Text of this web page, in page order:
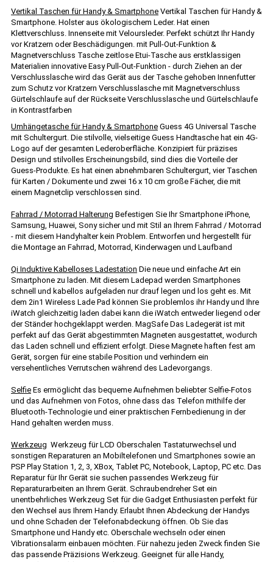
Vertikal Taschen für Handy & Smartphone Vertikal Taschen für Handy &
Smartphone. Holster aus ökologischem Leder. Hat einen
Klettverschluss. Innenseite mit Veloursleder. Perfekt schützt Ihr Handy
vor Kratzern oder Beschädigungen. mit Pull-Out-Funktion &
Magnetverschluss Tasche zeitlose Etui-Tasche aus erstklassigen
Materialien innovative Easy Pull-Out-Funktion - durch Ziehen an der
Verschlusslasche wird das Gerät aus der Tasche gehoben Innenfutter
zum Schutz vor Kratzern Verschlusslasche mit Magnetverschluss
Gürtelschlaufe auf der Rückseite Verschlusslasche und Gürtelschlaufe
in Kontrastfarben
Umhängetasche für Handy & Smartphone Guess 4G Universal Tasche
mit Schultergurt. Die stilvolle, vielseitige Guess Handtasche hat ein 4G-
Logo auf der gesamten Lederoberfläche. Konzipiert für präzises
Design und stilvolles Erscheinungsbild, sind dies die Vorteile der
Guess-Produkte. Es hat einen abnehmbaren Schultergurt, vier Taschen
für Karten / Dokumente und zwei 16 x 10 cm große Fächer, die mit
einem Magnetclip verschlossen sind.
Fahrrad / Motorrad Halterung Befestigen Sie Ihr Smartphone iPhone,
Samsung, Huawei, Sony sicher und mit Stil an Ihrem Fahrrad / Motorrad
- mit diesem Handyhalter kein Problem. Entworfen und hergestellt für
die Montage an Fahrrad, Motorrad, Kinderwagen und Laufband
Qi Induktive Kabelloses Ladestation Die neue und einfache Art ein
Smartphone zu laden. Mit diesem Ladepad werden Smartphones
schnell und kabellos aufgeladen nur drauf legen und los geht es. Mit
dem 2in1 Wireless Lade Pad können Sie problemlos ihr Handy und Ihre
iWatch gleichzeitig laden dabei kann die iWatch entweder liegend oder
der Ständer hochgeklappt werden. MagSafe Das Ladegerät ist mit
perfekt auf das Gerät abgestimmten Magneten ausgestattet, wodurch
das Laden schnell und effizient erfolgt. Diese Magnete haften fest am
Gerät, sorgen für eine stabile Position und verhindern ein
versehentliches Verrutschen während des Ladevorgangs.
Selfie Es ermöglicht das bequeme Aufnehmen beliebter Selfie-Fotos
und das Aufnehmen von Fotos, ohne dass das Telefon mithilfe der
Bluetooth-Technologie und einer praktischen Fernbedienung in der
Hand gehalten werden muss.
Werkzeug Werkzeug für LCD Oberschalen Tastaturwechsel und
sonstigen Reparaturen an Mobiltelefonen und Smartphones sowie an
PSP Play Station 1, 2, 3, XBox, Tablet PC, Notebook, Laptop, PC etc. Das
Reparatur für Ihr Gerät sie suchen passendes Werkzeug für
Reparaturarbeiten an Ihrem Gerät. Schraubendreher Set ein
unentbehrliches Werkzeug Set für die Gadget Enthusiasten perfekt für
den Wechsel aus Ihrem Handy. Erlaubt Ihnen Abdeckung der Handys
und ohne Schaden der Telefonabdeckung öffnen. Ob Sie das
Smartphone und Handy etc. Oberschale wechseln oder einen
Vibrationsalarm einbauen möchten. Für nahezu jeden Zweck finden Sie
das passende Präzisions Werkzeug. Geeignet für alle Handy,